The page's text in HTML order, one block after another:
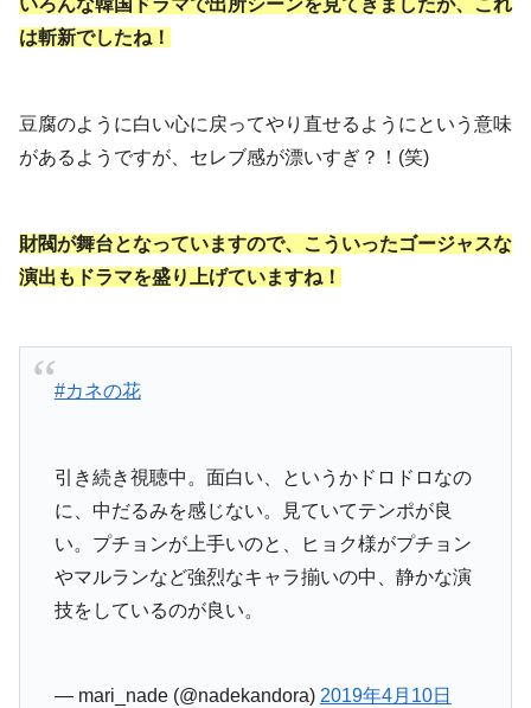
いろんな韓国ドラマで出所シーンを見てきましたが、これ
は斬新でしたね！
豆腐のように白い心に戻ってやり直せるようにという意味
があるようですが、セレブ感が漂いすぎ？！(笑)
財閥が舞台となっていますので、こういったゴージャスな
演出もドラマを盛り上げていますね！
#カネの花
引き続き視聴中。面白い、というかドロドロなの
に、中だるみを感じない。見ていてテンポが良
い。プチョンが上手いのと、ヒョク様がプチョン
やマルランなど強烈なキャラ揃いの中、静かな演
技をしているのが良い。
— mari_nade (@nadekandora) 2019年4月10日